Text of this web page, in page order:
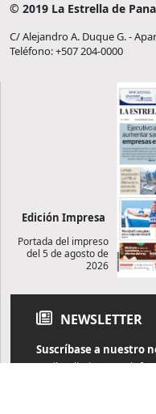
© 2019 La Estrella de
C/ Alejandro A. Duque G. -
Teléfono: +507 204-0000
Edición Impresa
Portada del impreso
del 5 de agosto de
2026
NEWSLETTER
Suscríbase a nuestro
Reciba diariamente